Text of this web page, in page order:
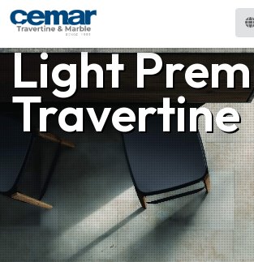
Light
Travertine